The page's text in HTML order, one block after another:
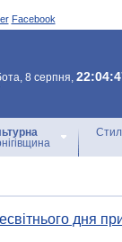
Facebook
8 серпня,
дня